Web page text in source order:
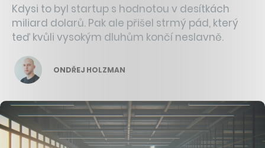
Kdysi to byl startup s hodnotou v desítkách
miliard dolarů. Pak ale přišel strmý pád, který
teď kvůli vysokým dluhům končí neslavně.
ONDŘEJ HOLZMAN